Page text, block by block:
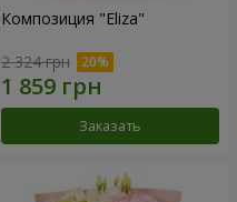
Композиция "Eliza"
2 324 грн
Заказать